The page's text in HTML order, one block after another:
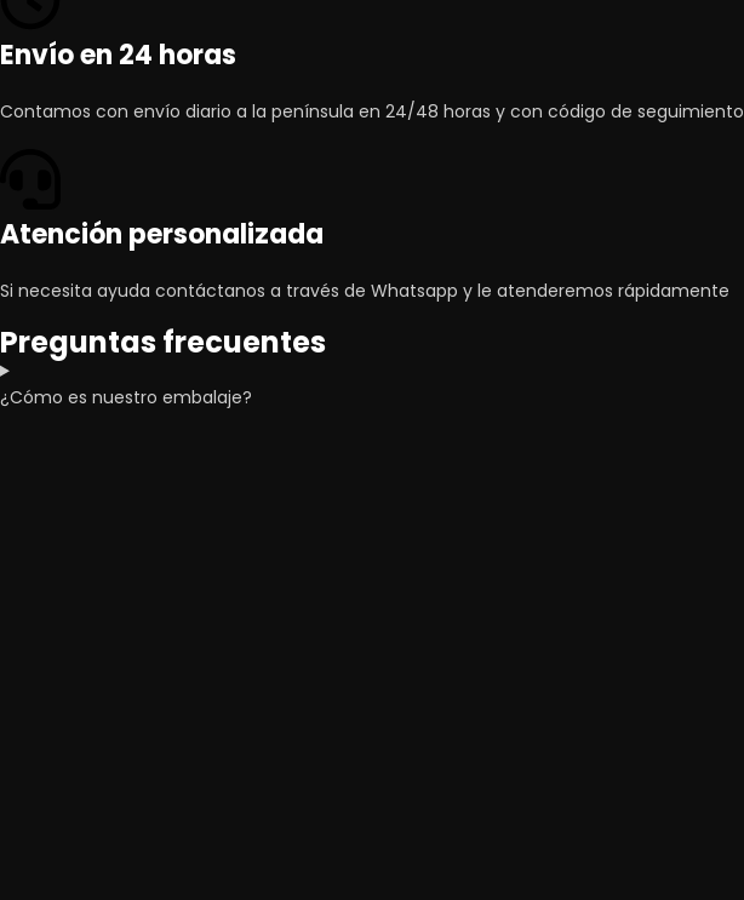
Envío en 24 horas
Contamos con envío diario a la península en 24/48 horas y con código de seguimiento
Atención personalizada
Si necesita ayuda contáctanos a través de Whatsapp y le atenderemos rápidamente
Preguntas frecuentes
¿Cómo es nuestro embalaje?